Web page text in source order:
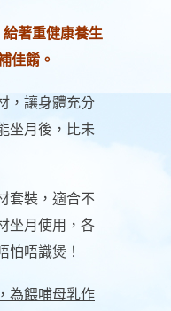
著重健康養生
佳餚。
，讓身體充分
坐月後，比未
套裝，適合不
坐月使用，各
怕唔識煲！
為餵哺母乳作